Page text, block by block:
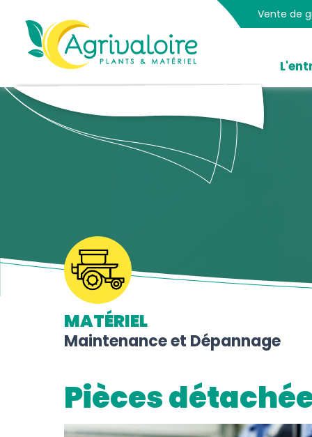
Vente de
MATÉRIEL
Maintenance et Dépannage
Pièces